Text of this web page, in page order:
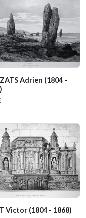
Adrien (1804 -
Victor (1804 - 1868)